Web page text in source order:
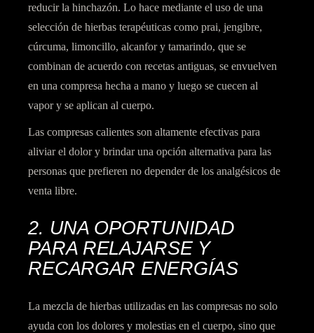
reducir la hinchazón. Lo hace mediante el uso de una
selección de hierbas terapéuticas como prai, jengibre,
cúrcuma, limoncillo, alcanfor y tamarindo, que se
combinan de acuerdo con recetas antiguas, se envuelven
en una compresa hecha a mano y luego se cuecen al
vapor y se aplican al cuerpo.
Las compresas calientes sonaltamente efectivas para
aliviar el dolory brindar una opción alternativa para las
personas que prefieren no depender de los analgésicos de
venta libre.
2. UNA OPORTUNIDAD
PARA RELAJARSE Y
RECARGAR ENERGÍAS
La mezcla de hierbas utilizadas en las compresas no solo
ayuda con los dolores y molestias en el cuerpo, sino que